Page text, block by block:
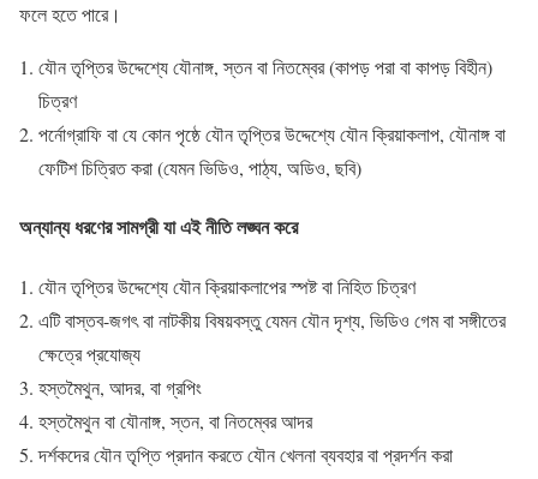
ফলে হতে পারে।
যৌন তৃপ্তির উদ্দেশ্যে যৌনাঙ্গ, স্তন বা নিতম্বের (কাপড় পরা বা কাপড় বিহীন)
চিত্রণ
পর্নোগ্রাফি বা যে কোন পৃষ্ঠে যৌন তৃপ্তির উদ্দেশ্যে যৌন ক্রিয়াকলাপ, যৌনাঙ্গ বা
ফেটিশ চিত্রিত করা (যেমন ভিডিও, পাঠ্য, অডিও, ছবি)
অন্যান্য ধরণের সামগ্রী যা এই নীতি লঙ্ঘন করে
যৌন তৃপ্তির উদ্দেশ্যে যৌন ক্রিয়াকলাপের স্পষ্ট বা নিহিত চিত্রণ
এটি বাস্তব-জগৎ বা নাটকীয় বিষয়বস্তু যেমন যৌন দৃশ্য, ভিডিও গেম বা সঙ্গীতের
ক্ষেত্রে প্রযোজ্য
হস্তমৈথুন, আদর, বা গ্রপিং
হস্তমৈথুন বা যৌনাঙ্গ, স্তন, বা নিতম্বের আদর
দর্শকদের যৌন তৃপ্তি প্রদান করতে যৌন খেলনা ব্যবহার বা প্রদর্শন করা